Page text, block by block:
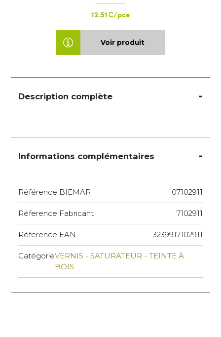
12.51€/pce
Voir produit
Description complète
Informations complémentaires
Référence BIEMAR 07102911
Réference Fabricant 7102911
Réference EAN 3239917102911
CatégorieVERNIS - SATURATEUR - TEINTE À
BOIS